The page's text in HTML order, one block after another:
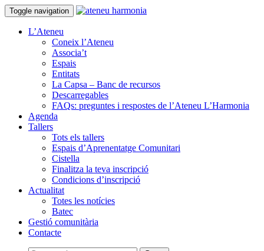
Toggle navigation
L’Ateneu
Coneix l’Ateneu
Associa’t
Espais
Entitats
La Capsa – Banc de recursos
Descarregables
FAQs: preguntes i respostes de l’Ateneu L’Harmonia
Agenda
Tallers
Tots els tallers
Espais d’Aprenentatge Comunitari
Cistella
Finalitza la teva inscripció
Condicions d’inscripció
Actualitat
Totes les notícies
Batec
Gestió comunitària
Contacte